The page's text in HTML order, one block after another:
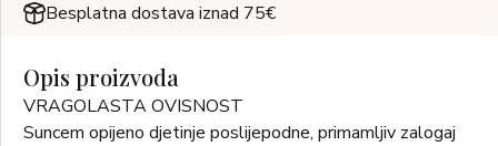
Besplatna dostava iznad 75€
Opis proizvoda
VRAGOLASTA OVISNOST
Suncem opijeno djetinje poslijepodne, primamljiv zalogaj